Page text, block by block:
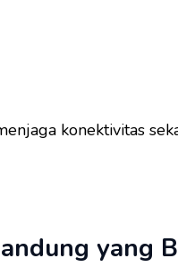
konektivitas
yang